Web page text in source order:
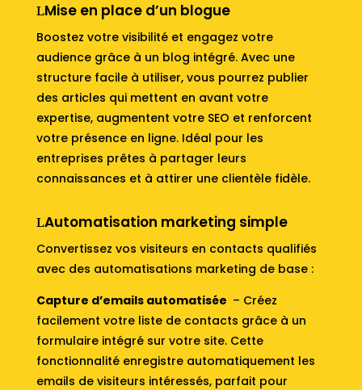
Mise en place d’un blogue
Boostez votre visibilité et engagez votre
audience grâce à un blog intégré. Avec une
structure facile à utiliser, vous pourrez publier
des articles qui mettent en avant votre
expertise, augmentent votre SEO et renforcent
votre présence en ligne. Idéal pour les
entreprises prêtes à partager leurs
connaissances et à attirer une clientèle fidèle.
Automatisation marketing simple
Convertissez vos visiteurs en contacts qualifiés
avec des automatisations marketing de base :
Capture d’emails automatisée – Créez
facilement votre liste de contacts grâce à un
formulaire intégré sur votre site. Cette
fonctionnalité enregistre automatiquement les
emails de visiteurs intéressés, parfait pour